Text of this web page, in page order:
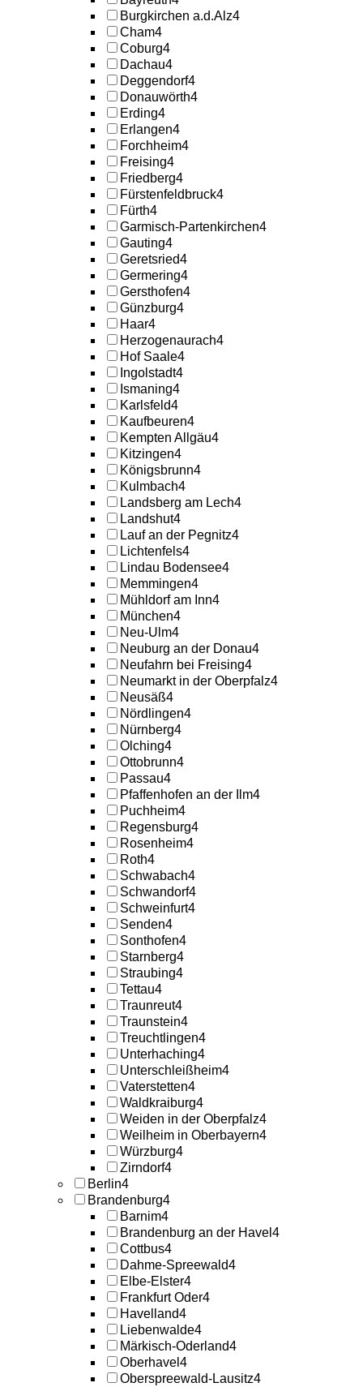
Burgkirchen a.d.Alz4
Cham4
Coburg4
Dachau4
Deggendorf4
Donauwörth4
Erding4
Erlangen4
Forchheim4
Freising4
Friedberg4
Fürstenfeldbruck4
Fürth4
Garmisch-Partenkirchen4
Gauting4
Geretsried4
Germering4
Gersthofen4
Günzburg4
Haar4
Herzogenaurach4
Hof Saale4
Ingolstadt4
Ismaning4
Karlsfeld4
Kaufbeuren4
Kempten Allgäu4
Kitzingen4
Königsbrunn4
Kulmbach4
Landsberg am Lech4
Landshut4
Lauf an der Pegnitz4
Lichtenfels4
Lindau Bodensee4
Memmingen4
Mühldorf am Inn4
München4
Neu-Ulm4
Neuburg an der Donau4
Neufahrn bei Freising4
Neumarkt in der Oberpfalz4
Neusäß4
Nördlingen4
Nürnberg4
Olching4
Ottobrunn4
Passau4
Pfaffenhofen an der Ilm4
Puchheim4
Regensburg4
Rosenheim4
Roth4
Schwabach4
Schwandorf4
Schweinfurt4
Senden4
Sonthofen4
Starnberg4
Straubing4
Tettau4
Traunreut4
Traunstein4
Treuchtlingen4
Unterhaching4
Unterschleißheim4
Vaterstetten4
Waldkraiburg4
Weiden in der Oberpfalz4
Weilheim in Oberbayern4
Würzburg4
Zirndorf4
Berlin4
Brandenburg4
Barnim4
Brandenburg an der Havel 4
Cottbus4
Dahme-Spreewald4
Elbe-Elster4
Frankfurt Oder4
Havelland4
Liebenwalde4
Märkisch-Oderland4
Oberhavel 4
Oberspreewald-Lausitz4